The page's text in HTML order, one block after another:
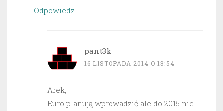
Odpowiedz
pant3k
16 LISTOPADA 2014 O 13:54
Arek,
Euro planują wprowadzić ale do 2015 nie